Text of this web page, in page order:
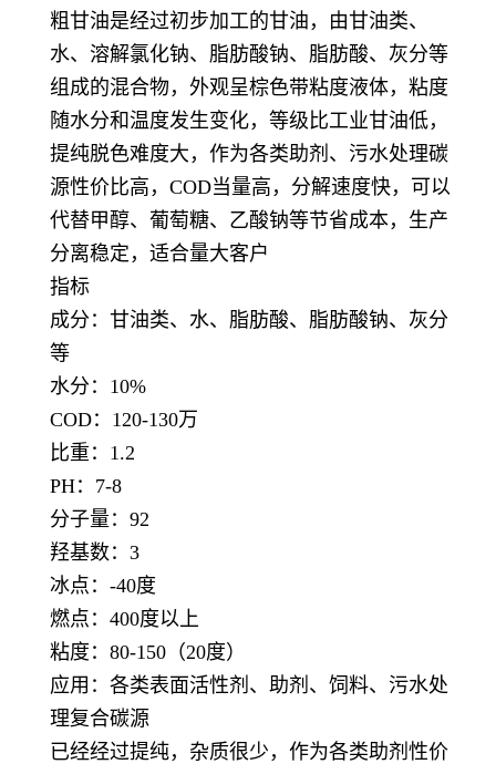
粗甘油是经过初步加工的甘油，由甘油类、
水、溶解氯化钠、脂肪酸钠、脂肪酸、灰分等
组成的混合物，外观呈棕色带粘度液体，粘度
随水分和温度发生变化，等级比工业甘油低，
提纯脱色难度大，作为各类助剂、污水处理碳
源性价比高，COD当量高，分解速度快，可以
代替甲醇、葡萄糖、乙酸钠等节省成本，生产
分离稳定，适合量大客户
指标
成分：甘油类、水、脂肪酸、脂肪酸钠、灰分
等
水分：10%
COD：120-130万
比重：1.2
PH：7-8
分子量：92
羟基数：3
冰点：-40度
燃点：400度以上
粘度：80-150（20度）
应用：各类表面活性剂、助剂、饲料、污水处
理复合碳源
已经经过提纯，杂质很少，作为各类助剂性价